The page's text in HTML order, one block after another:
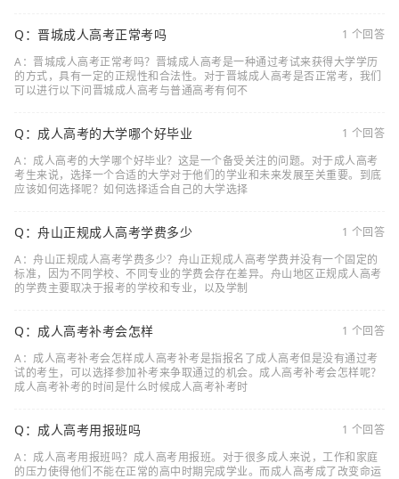
Q：晋城成人高考正常考吗
1 个回答
A：晋城成人高考正常考吗？晋城成人高考是一种通过考试来获得大学学历
的方式，具有一定的正规性和合法性。对于晋城成人高考是否正常考，我们
可以进行以下问晋城成人高考与普通高考有何不
Q：成人高考的大学哪个好毕业
1 个回答
A：成人高考的大学哪个好毕业？这是一个备受关注的问题。对于成人高考
考生来说，选择一个合适的大学对于他们的学业和未来发展至关重要。到底
应该如何选择呢？如何选择适合自己的大学选择
Q：舟山正规成人高考学费多少
1 个回答
A：舟山正规成人高考学费多少？舟山正规成人高考学费并没有一个固定的
标准，因为不同学校、不同专业的学费会存在差异。舟山地区正规成人高考
的学费主要取决于报考的学校和专业，以及学制
Q：成人高考补考会怎样
1 个回答
A：成人高考补考会怎样成人高考补考是指报名了成人高考但是没有通过考
试的考生，可以选择参加补考来争取通过的机会。成人高考补考会怎样呢？
成人高考补考的时间是什么时候成人高考补考时
Q：成人高考用报班吗
1 个回答
A：成人高考用报班吗？成人高考用报班。对于很多成人来说，工作和家庭
的压力使得他们不能在正常的高中时期完成学业。而成人高考成了改变命运